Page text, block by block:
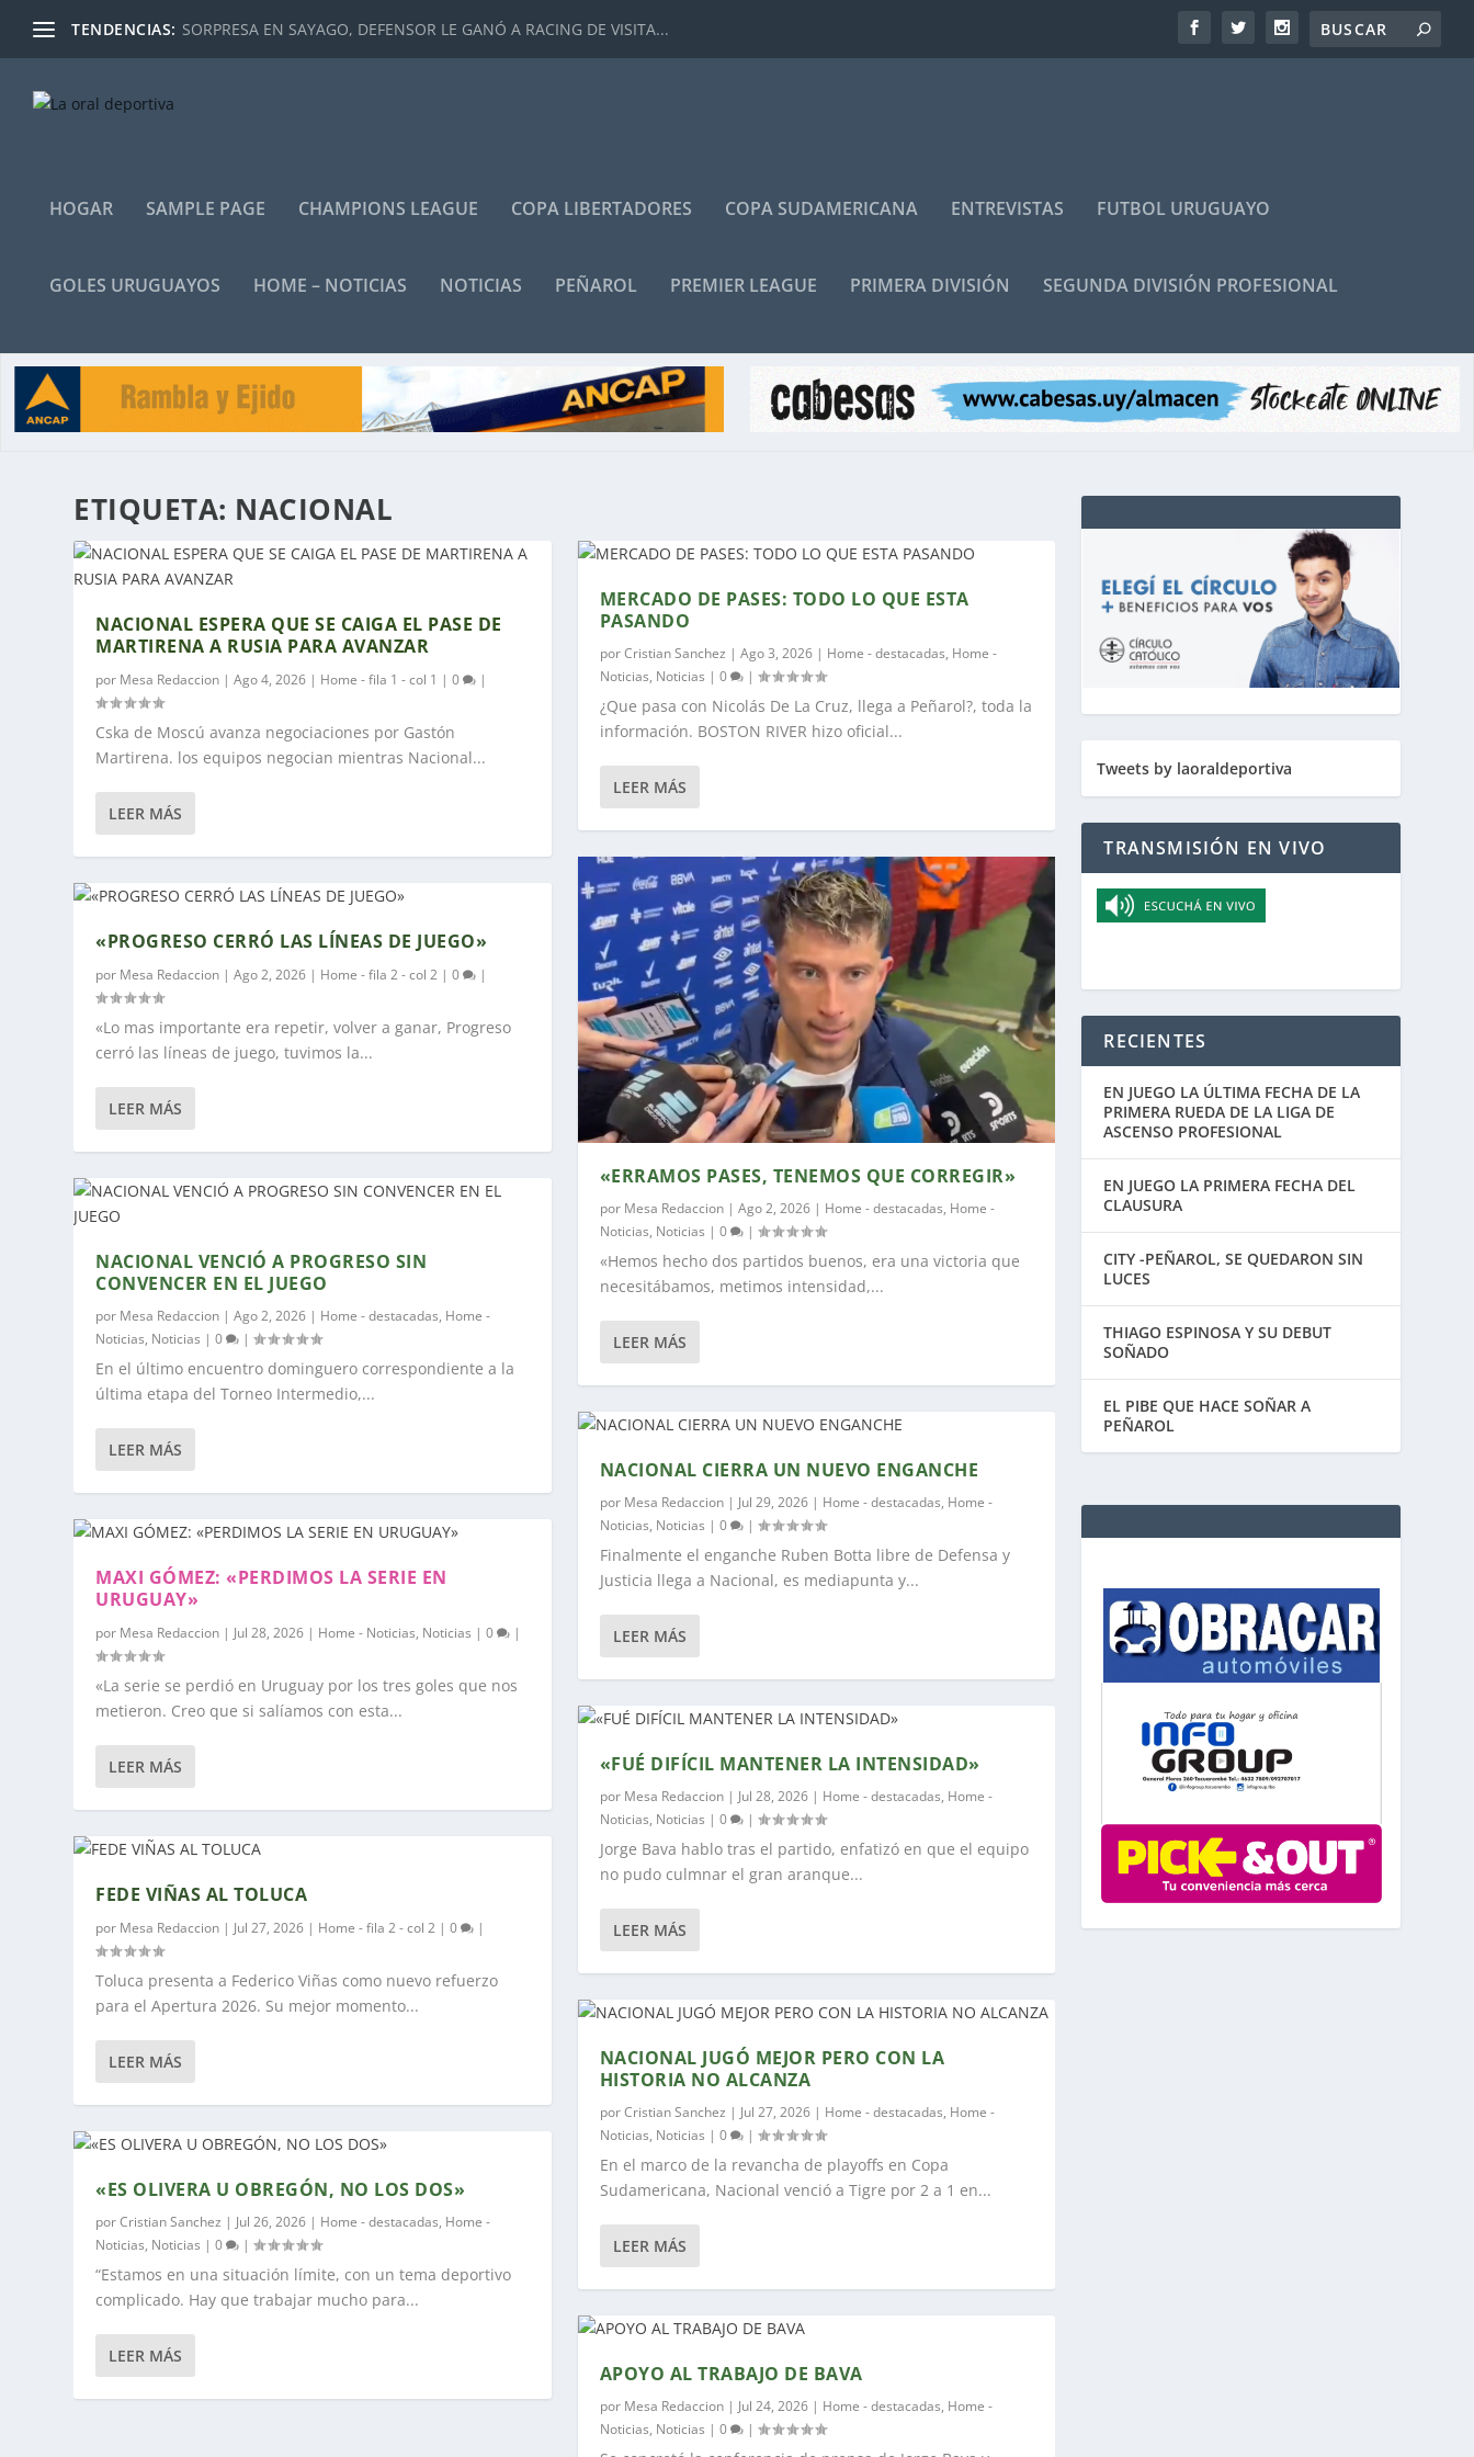
TENDENCIAS: SORPRESA EN SAYAGO, DEFENSOR LE GANÓ A RACING DE VISITA...
HOGAR SAMPLE PAGE CHAMPIONS LEAGUE COPA LIBERTADORES COPA SUDAMERICANA ENTREVISTAS FUTBOL URUGUAYO
GOLES URUGUAYOS HOME – NOTICIAS NOTICIAS PEÑAROL PREMIER LEAGUE PRIMERA DIVISIÓN SEGUNDA DIVISIÓN PROFESIONAL
ETIQUETA: NACIONAL
NACIONAL ESPERA QUE SE CAIGA EL PASE DE
MARTIRENA A RUSIA PARA AVANZAR
por Mesa Redaccion |Ago 4, 2026 | Home - fila 1 - col 1 |0 |
Cska de Moscú avanza negociaciones por Gastón
Martirena. los equipos negocian mientras Nacional...
LEER MÁS
«PROGRESO CERRÓ LAS LÍNEAS DE JUEGO»
por Mesa Redaccion |Ago 2, 2026 | Home - fila 2 - col 2 |0 |
«Lo mas importante era repetir, volver a ganar, Progreso
cerró las líneas de juego, tuvimos la...
LEER MÁS
NACIONAL VENCIÓ A PROGRESO SIN
CONVENCER EN EL JUEGO
por Mesa Redaccion |Ago 2, 2026 | Home - destacadas, Home -
Noticias, Noticias |0 |
En el último encuentro dominguero correspondiente a la
última etapa del Torneo Intermedio,...
LEER MÁS
MAXI GÓMEZ: «PERDIMOS LA SERIE EN
URUGUAY»
por Mesa Redaccion | Jul 28, 2026 | Home - Noticias, Noticias |0 |
«La serie se perdió en Uruguay por los tres goles que nos
metieron. Creo que si salíamos con esta...
LEER MÁS
FEDE VIÑAS AL TOLUCA
por Mesa Redaccion | Jul 27, 2026 | Home - fila 2 - col 2 |0 |
Toluca presenta a Federico Viñas como nuevo refuerzo
para el Apertura 2026. Su mejor momento...
LEER MÁS
«ES OLIVERA U OBREGÓN, NO LOS DOS»
porCristian Sanchez | Jul 26, 2026 | Home - destacadas, Home -
Noticias, Noticias |0 |
“Estamos en una situación límite, con un tema deportivo
complicado. Hay que trabajar mucho para...
LEER MÁS
MERCADO DE PASES: TODO LO QUE ESTA
PASANDO
porCristian Sanchez | Ago 3, 2026| Home - destacadas, Home -
Noticias, Noticias | 0 |
¿Que pasa con Nicolás De La Cruz, llega a Peñarol?, toda la
información. BOSTON RIVER hizo oficial...
LEER MÁS
«ERRAMOS PASES, TENEMOS QUE CORREGIR»
por Mesa Redaccion| Ago 2, 2026| Home - destacadas, Home -
Noticias, Noticias | 0 |
«Hemos hecho dos partidos buenos, era una victoria que
necesitábamos, metimos intensidad,...
LEER MÁS
NACIONAL CIERRA UN NUEVO ENGANCHE
por Mesa Redaccion| Jul 29, 2026| Home - destacadas, Home -
Noticias, Noticias | 0 |
Finalmente el enganche Ruben Botta libre de Defensa y
Justicia llega a Nacional, es mediapunta y...
LEER MÁS
«FUÉ DIFÍCIL MANTENER LA INTENSIDAD»
por Mesa Redaccion| Jul 28, 2026| Home - destacadas, Home -
Noticias, Noticias | 0 |
Jorge Bava hablo tras el partido, enfatizó en que el equipo
no pudo culmnar el gran aranque...
LEER MÁS
NACIONAL JUGÓ MEJOR PERO CON LA
HISTORIA NO ALCANZA
porCristian Sanchez | Jul 27, 2026| Home - destacadas, Home -
Noticias, Noticias | 0 |
En el marco de la revancha de playoffs en Copa
Sudamericana, Nacional venció a Tigre por 2 a 1 en...
LEER MÁS
APOYO AL TRABAJO DE BAVA
por Mesa Redaccion| Jul 24, 2026| Home - destacadas, Home -
Noticias, Noticias | 0 |
Tweets by laoraldeportiva
TRANSMISIÓN EN VIVO
RECIENTES
EN JUEGO LA ÚLTIMA FECHA DE LA
PRIMERA RUEDA DE LA LIGA DE
ASCENSO PROFESIONAL
EN JUEGO LA PRIMERA FECHA DEL
CLAUSURA
CITY -PEÑAROL, SE QUEDARON SIN
LUCES
THIAGO ESPINOSA Y SU DEBUT
SOÑADO
EL PIBE QUE HACE SOÑAR A
PEÑAROL